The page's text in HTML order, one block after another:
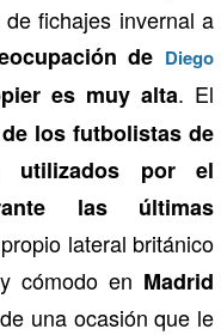
fichajes invernal a
de Diego
es muy alta. El
los futbolistas de
utilizados por el
las últimas
lateral británico
cómodo en Madrid
una ocasión que le